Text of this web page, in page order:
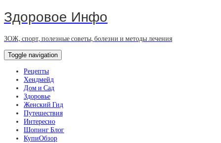
Здоровое Инфо
ЗОЖ, спорт, полезные советы, болезни и методы лечения
Toggle navigation
Рецепты
Хендмейд
Дом и Сад
Здоровье
Женский Гид
Путешествия
Интересно
Шопинг Блог
КупиОбзор